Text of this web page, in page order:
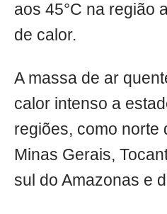
aos 45°C na região
de calor.
A massa de ar
calor intenso a
regiões, como norte
Minas Gerais,
sul do Amazonas e